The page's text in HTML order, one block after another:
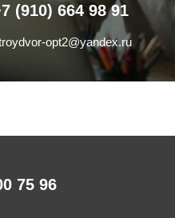
(910) 664 98 91
opt2@yandex.ru
75 96